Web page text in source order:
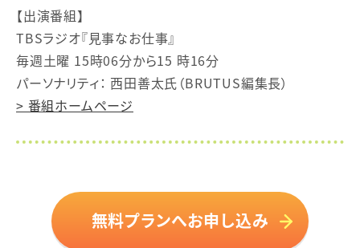
【出演番組】
TBSラジオ『見事なお仕事』
毎週土曜 15時06分から15 時16分
パーソナリティ： 西田善太氏（BRUTUS編集長）
> 番組ホームページ
無料プランへお申し込み